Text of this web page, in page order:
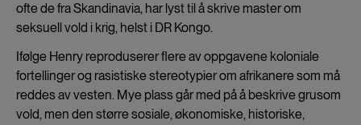
ofte de fra Skandinavia, har lyst til å skrive master om
seksuell vold i krig, helst i DR Kongo.
Ifølge Henry reproduserer flere av oppgavene koloniale
fortellinger og rasistiske stereotypier om afrikanere som må
reddes av vesten. Mye plass går med på å beskrive grusom
vold, men den større sosiale, økonomiske, historiske,